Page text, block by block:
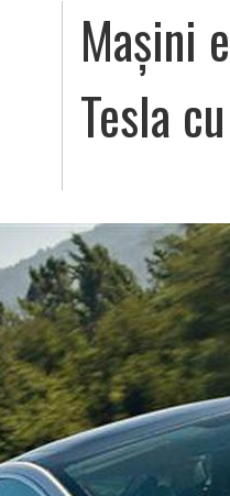
Mașini
Tesla